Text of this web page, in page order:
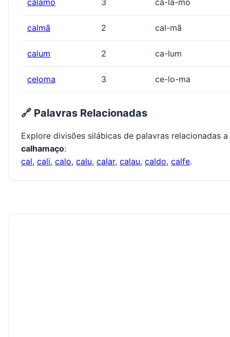
cálamo 3 cá-la-mo
calmã 2 cal-mã
calum 2 ca-lum
celoma 3 ce-lo-ma
🔗 Palavras Relacionadas
Explore divisões silábicas de palavras relacionadas a
calhamaço:
cal, cali, calo, calu, calar, calau, caldo, calfe.